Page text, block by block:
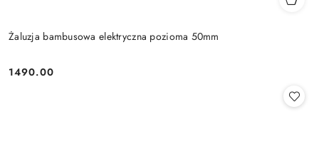
Żaluzja bambusowa elektryczna pozioma 50mm
Cena:
1490.00